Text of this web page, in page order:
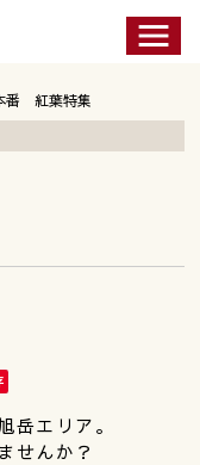
番 紅葉特集
岳エリア。
せんか？